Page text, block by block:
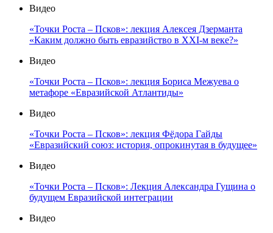
Видео
«Точки Роста – Псков»: лекция Алексея Дзерманта
«Каким должно быть евразийство в XXI-м веке?»
Видео
«Точки Роста – Псков»: лекция Бориса Межуева о
метафоре «Евразийской Атлантиды»
Видео
«Точки Роста – Псков»: лекция Фёдора Гайды
«Евразийский союз: история, опрокинутая в будущее»
Видео
«Точки Роста – Псков»: Лекция Александра Гущина о
будущем Евразийской интеграции
Видео